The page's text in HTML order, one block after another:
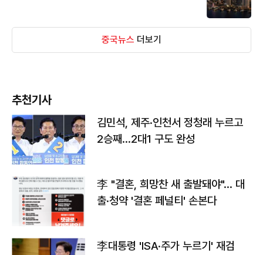
중국뉴스 더보기
추천기사
김민석, 제주·인천서 정청래 누르고
2승째…2대1 구도 완성
李 "결혼, 희망찬 새 출발돼야"… 대
출·청약 '결혼 페널티' 손본다
李대통령 'ISA·주가 누르기' 재검